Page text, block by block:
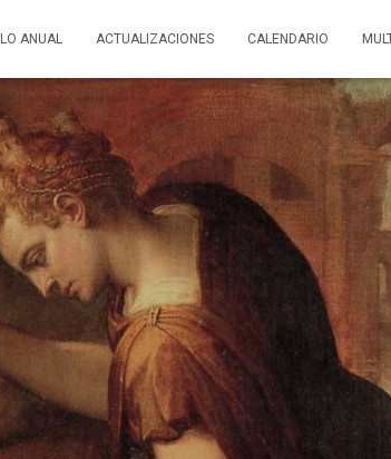
ANUAL ACTUALIZACIONES CALENDARIO